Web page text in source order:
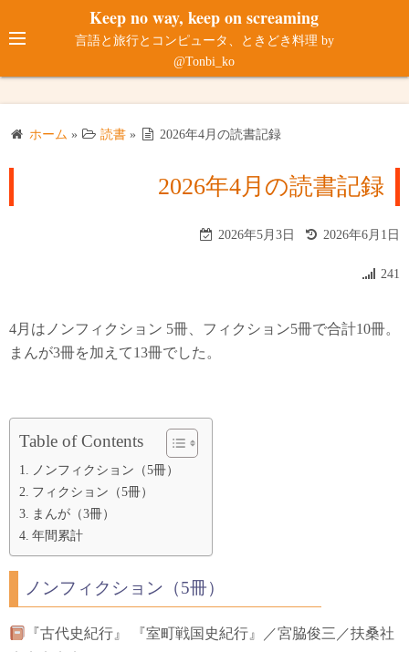
ン
ン
ツ
へ
Keep no way, keep on screaming
言語と旅行とコンピュータ、ときどき料理 by
@Tonbi_ko
ホーム » 読書 » 2026年4月の読書記録
2026年4月の読書記録
2026年5月3日 2026年6月1日
241
4月はノンフィクション 5冊、フィクション5冊で合計10冊。
まんが3冊を加えて13冊でした。
Table of Contents
ノンフィクション（5冊）
フィクション（5冊）
まんが（3冊）
年間累計
ノンフィクション（5冊）
『古代史紀行』 『室町戦国史紀行』／宮脇俊三／扶桑社